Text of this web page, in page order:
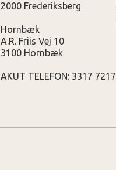
2000 Frederiksberg
Hornbæk
A.R. Friis Vej 10
3100 Hornbæk
AKUT TELEFON: 3317 7217